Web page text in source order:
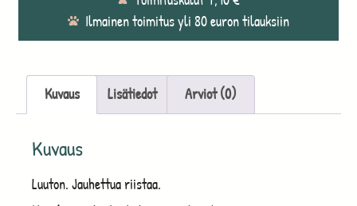
Ilmainen toimitus yli 80 euron tilauksiin
Kuvaus Lisätiedot Arviot (0)
Kuvaus
Luuton. Jauhettua riistaa.